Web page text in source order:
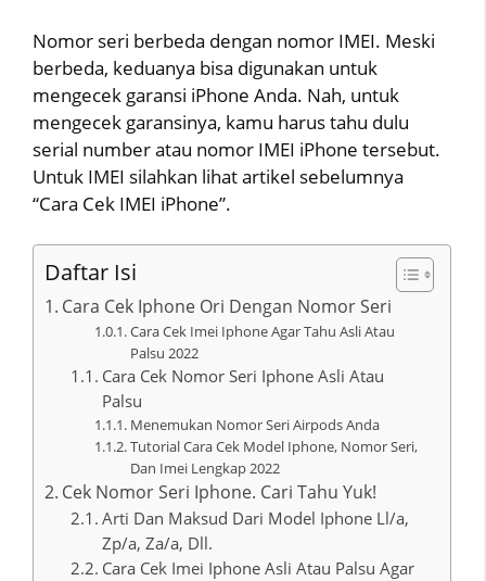
Nomor seri berbeda dengan nomor IMEI. Meski
berbeda, keduanya bisa digunakan untuk
mengecek garansi iPhone Anda. Nah, untuk
mengecek garansinya, kamu harus tahu dulu
serial number atau nomor IMEI iPhone tersebut.
Untuk IMEI silahkan lihat artikel sebelumnya
“Cara Cek IMEI iPhone”.
Daftar Isi
Cara Cek Iphone Ori Dengan Nomor Seri
Cara Cek Imei Iphone Agar Tahu Asli Atau
Palsu 2022
Cara Cek Nomor Seri Iphone Asli Atau
Palsu
Menemukan Nomor Seri Airpods Anda
Tutorial Cara Cek Model Iphone, Nomor Seri,
Dan Imei Lengkap 2022
Cek Nomor Seri Iphone. Cari Tahu Yuk!
Arti Dan Maksud Dari Model Iphone Ll/a,
Zp/a, Za/a, Dll.
Cara Cek Imei Iphone Asli Atau Palsu Agar